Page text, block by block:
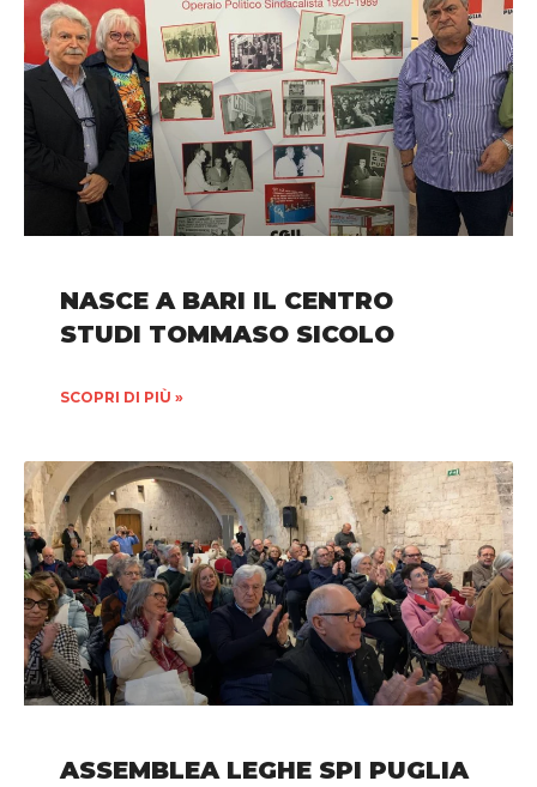
NASCE A BARI IL CENTRO
STUDI TOMMASO SICOLO
SCOPRI DI PIÙ »
ASSEMBLEA LEGHE SPI PUGLIA